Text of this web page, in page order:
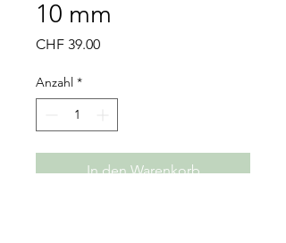
10 mm
CHF 39.00Preis
Anzahl *
In den Warenkorb